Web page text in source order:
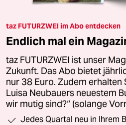
taz FUTURZWEI im Abo entdecken
Endlich mal ein
taz FUTURZWEI ist unser
Zukunft. Das Abo bietet
nur 38 Euro. Zudem erhalten
Luisa Neubauers neuestem
wir mutig sind?“ (solange
Jedes Quartal neu in Ihrem